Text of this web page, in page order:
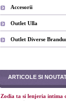
Accesorii
Outlet Ulla
Outlet Diverse
ARTICOLE SI
Zodia ta si lenjeria intima